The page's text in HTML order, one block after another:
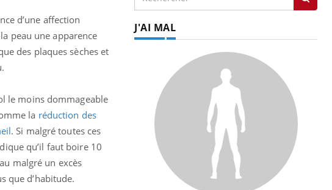
d’une affection
peau une apparence
des plaques sèches et
le moins dommageable
la réduction des
.Si malgré toutes ces
qu’il faut boire 10
malgré un excès
que d’habitude.
J'AI MAL